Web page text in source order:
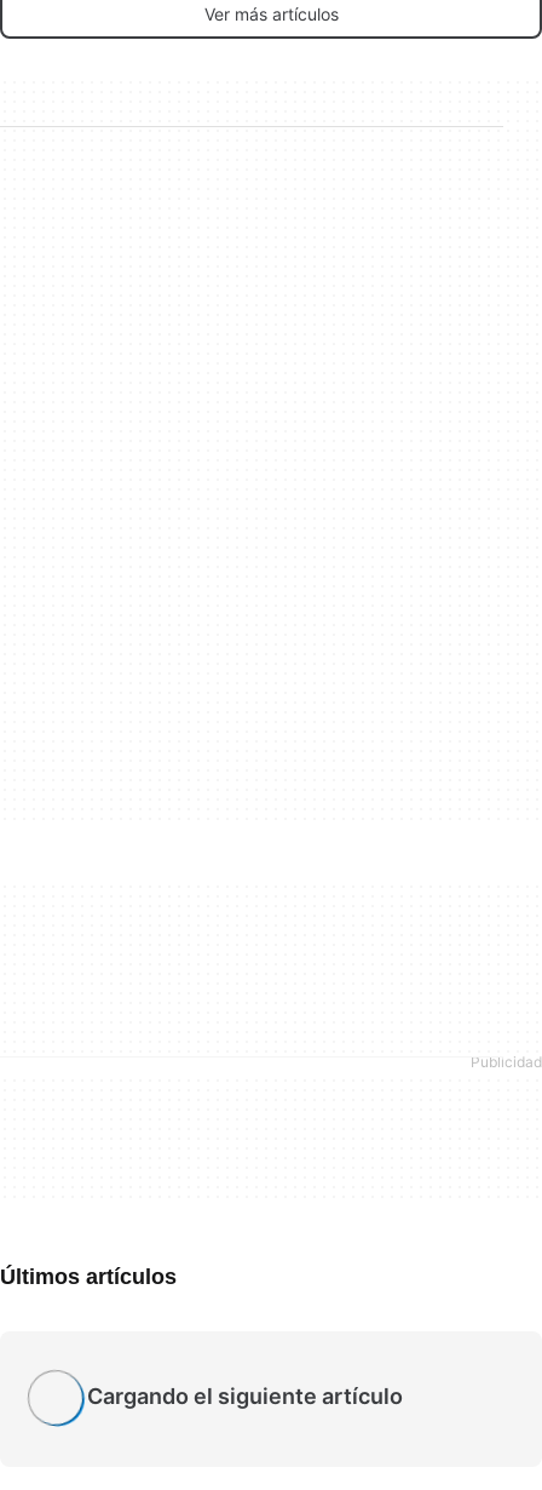
Ver más artículos
Últimos artículos
Cargando el siguiente artículo